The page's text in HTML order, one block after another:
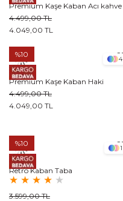
Premium Kaşe Kaban Acı kahve
4.049,00 TL
4.499,00 TL
4
Premium Kaşe Kaban Haki
4.049,00 TL
4.499,00 TL
%10
1
Retro Kaban Taba
★ ★ ★ ★ ★
3.599,00 TL
%10